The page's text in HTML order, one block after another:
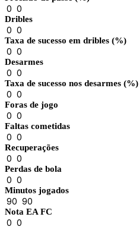
0 0
Dribles
0 0
Taxa de sucesso em dribles (%)
0 0
Desarmes
0 0
Taxa de sucesso nos desarmes (%)
0 0
Foras de jogo
0 0
Faltas cometidas
0 0
Recuperações
0 0
Perdas de bola
0 0
Minutos jogados
90 90
Nota EA FC
0 0